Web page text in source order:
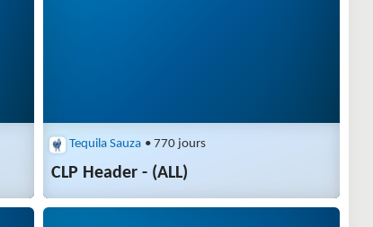
Tequila Sauza • 770 jours
CLP Header - (ALL)